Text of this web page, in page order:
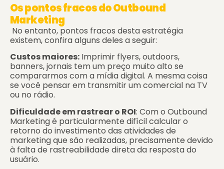
Os pontos fracos do Outbound
Marketing
No entanto, pontos fracos desta estratégia
existem, confira alguns deles a seguir:
Custos maiores: Imprimir flyers, outdoors,
banners, jornais tem um preço muito alto se
compararmos com a mídia digital. A mesma coisa
se você pensar em transmitir um comercial na TV
ou no rádio.
Dificuldade em rastrear o ROI: Com o Outbound
Marketing é particularmente difícil calcular o
retorno do investimento das atividades de
marketing que são realizadas, precisamente devido
à falta de rastreabilidade direta da resposta do
usuário.